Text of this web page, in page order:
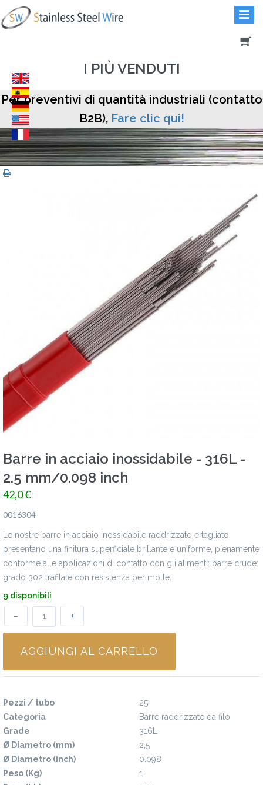
I PIÙ VENDUTI
Per preventivi di quantità industriali (contatto
B2B), Fare clic qui!
Barre in acciaio inossidabile - 316L -
2.5 mm/0.098 inch
42,0 €
0016304
Le nostre barre in acciaio inossidabile raddrizzato e tagliato
presentano una finitura superficiale brillante e uniforme, pienamente
conforme alle applicazioni di contatto con gli alimenti: barre crude:
grado 302 trafilate con resistenza per molle.
9 disponibili
– +
AGGIUNGI AL CARRELLO
Pezzi / tubo
25
Categoria
Barre raddrizzate da filo
Grade
316L
Ø Diametro (mm)
2,5
Ø Diametro (inch)
0.098
Peso (Kg)
1